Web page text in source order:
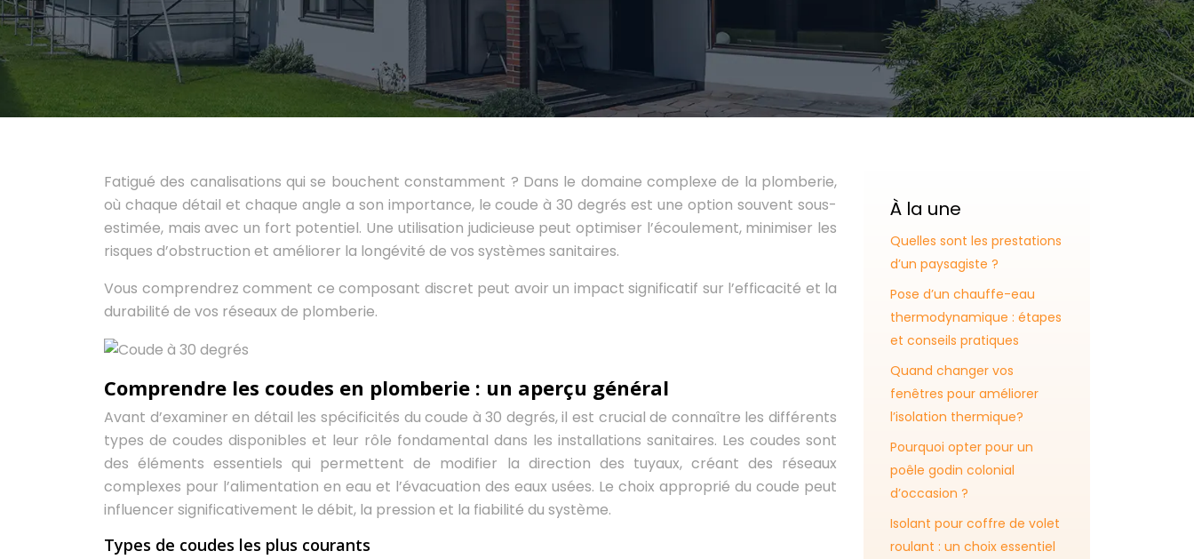
Fatigué des canalisations qui se bouchent constamment ? Dans le domaine complexe de la plomberie,
où chaque détail et chaque angle a son importance, le coude à 30 degrés est une option souvent sous-
estimée, mais avec un fort potentiel. Une utilisation judicieuse peut optimiser l’écoulement, minimiser les
risques d’obstruction et améliorer la longévité de vos systèmes sanitaires.
Vous comprendrez comment ce composant discret peut avoir un impact significatif sur l’efficacité et la
durabilité de vos réseaux de plomberie.
Comprendre les coudes en plomberie : un aperçu général
Avant d’examiner en détail les spécificités du coude à 30 degrés, il est crucial de connaître les différents
types de coudes disponibles et leur rôle fondamental dans les installations sanitaires. Les coudes sont
des éléments essentiels qui permettent de modifier la direction des tuyaux, créant des réseaux
complexes pour l’alimentation en eau et l’évacuation des eaux usées. Le choix approprié du coude peut
influencer significativement le débit, la pression et la fiabilité du système.
Types de coudes les plus courants
À la une
Quelles sont les prestations
d’un paysagiste ?
Pose d’un chauffe-eau
thermodynamique : étapes
et conseils pratiques
Quand changer vos
fenêtres pour améliorer
l’isolation thermique?
Pourquoi opter pour un
poêle godin colonial
d’occasion ?
Isolant pour coffre de volet
roulant : un choix essentiel